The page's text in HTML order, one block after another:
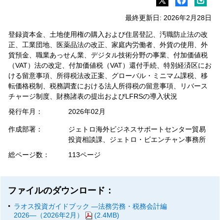
最終更新日: 2026年2月28日
登録資本金、土地使用権の購入および住居登記、汚職防止法の改
正、工業団地、医薬品法の改正、家庭内労働者、外貨の使用、外
貨預金、職業あっせん業、デジタル技術分野の事業、付加価値税
（VAT）法の改定、付加価値税（VAT）還付手続、特別経済区にお
ける留意事項、所得税法改正案、グローバル・ミニマム課税、移
転価格税制、税務調査における法人所得税の留意事項、リバース
チャージ制度、財務諸表の提出およびLFRSの導入状況
発行年月：
2026年02月
作成部署：
ジェトロ海外ビジネスサポートセンター貿易
投資相談課、ジェトロ・ビエンチャン事務所
総ページ数：
113ページ
ファイルのダウンロード：
ラオス投資ガイドブック ―法務労務・税務会計編
2026―（2026年2月）
(2.4MB)